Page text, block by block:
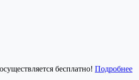
бесплатно! Подробнее